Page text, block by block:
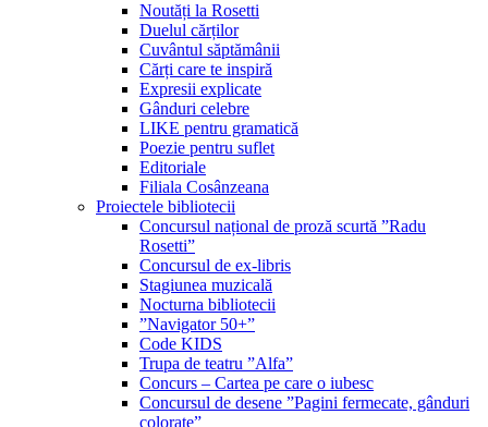
Noutăți la Rosetti
Duelul cărților
Cuvântul săptămânii
Cărți care te inspiră
Expresii explicate
Gânduri celebre
LIKE pentru gramatică
Poezie pentru suflet
Editoriale
Filiala Cosânzeana
Proiectele bibliotecii
Concursul național de proză scurtă ”Radu
Rosetti”
Concursul de ex-libris
Stagiunea muzicală
Nocturna bibliotecii
”Navigator 50+”
Code KIDS
Trupa de teatru ”Alfa”
Concurs – Cartea pe care o iubesc
Concursul de desene ”Pagini fermecate, gânduri
colorate”